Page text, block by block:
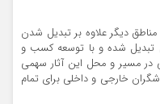
دیگر علاوه بر تبدیل شدن
تبدیل شده و با توسعه کسب و
در مسیر و محل این آثار سهمی
خارجی و داخلی برای تمام